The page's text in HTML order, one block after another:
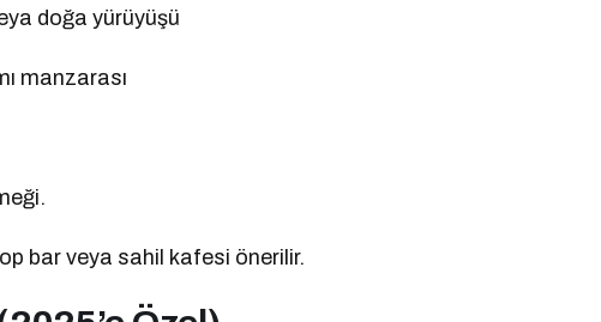
doğa yürüyüşü
manzarası
bar veya sahil kafesi önerilir.